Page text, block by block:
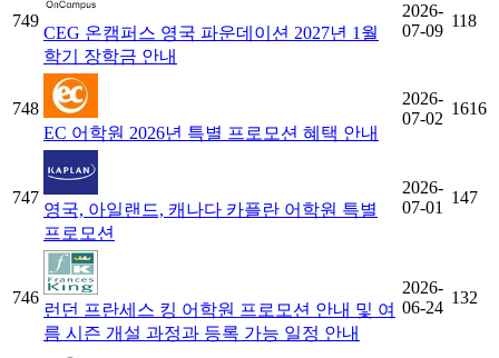
749
CEG 온캠퍼스 영국 파운데이션 2027년 1월
학기 장학금 안내
2026-
07-09
118
748
EC 어학원 2026년 특별 프로모션 혜택 안내
2026-
07-02
1616
747
영국, 아일랜드, 캐나다 카플란 어학원 특별
프로모션
2026-
07-01
147
746
런던 프란세스 킹 어학원 프로모션 안내 및 여
름 시즌 개설 과정과 등록 가능 일정 안내
2026-
06-24
132